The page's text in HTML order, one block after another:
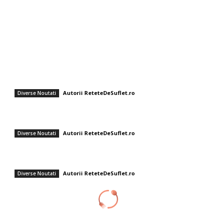
Diverse Noutati
Autorii ReteteDeSuflet.ro
Diverse Noutati
Autorii ReteteDeSuflet.ro
Diverse Noutati
Autorii ReteteDeSuflet.ro